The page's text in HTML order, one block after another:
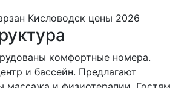
комфортные номера.
и бассейн. Предлагают